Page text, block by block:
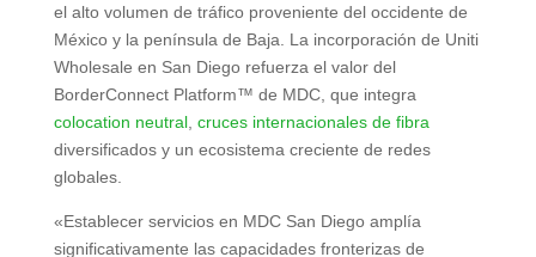
el alto volumen de tráfico proveniente del occidente de
México y la península de Baja. La incorporación de Uniti
Wholesale en San Diego refuerza el valor del
BorderConnect Platform™ de MDC, que integra
colocation neutral, cruces internacionales de fibra
diversificados y un ecosistema creciente de redes
globales.
«Establecer servicios en MDC San Diego amplía
significativamente las capacidades fronterizas de